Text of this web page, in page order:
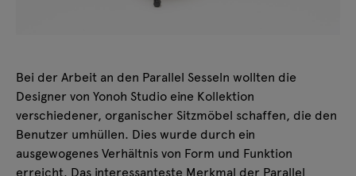
Bei der Arbeit an den Parallel Sesseln wollten die
Designer von Yonoh Studio eine Kollektion
verschiedener, organischer Sitzmöbel schaffen, die den
Benutzer umhüllen. Dies wurde durch ein
ausgewogenes Verhältnis von Form und Funktion
erreicht. Das interessanteste Merkmal der Parallel